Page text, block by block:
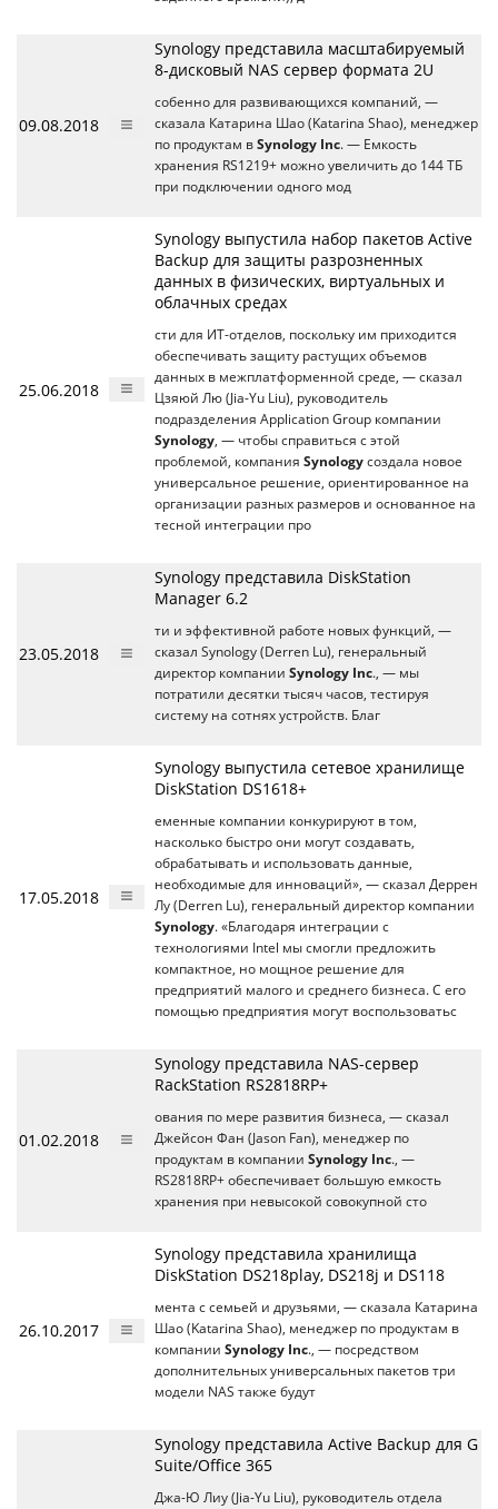
09.08.2018
Synology представила масштабируемый
8-дисковый NAS сервер формата 2U
собенно для развивающихся компаний, —
сказала Катарина Шао (Katarina Shao), менеджер
по продуктам в Synology Inc. — Емкость
хранения RS1219+ можно увеличить до 144 ТБ
при подключении одного мод
25.06.2018
Synology выпустила набор пакетов Active
Backup для защиты разрозненных
данных в физических, виртуальных и
облачных средах
сти для ИТ-отделов, поскольку им приходится
обеспечивать защиту растущих объемов
данных в межплатформенной среде, — сказал
Цзяюй Лю (Jia-Yu Liu), руководитель
подразделения Application Group компании
Synology, — чтобы справиться с этой
проблемой, компания Synology создала новое
универсальное решение, ориентированное на
организации разных размеров и основанное на
тесной интеграции про
23.05.2018
Synology представила DiskStation
Manager 6.2
ти и эффективной работе новых функций, —
сказал Synology (Derren Lu), генеральный
директор компании Synology Inc., — мы
потратили десятки тысяч часов, тестируя
систему на сотнях устройств. Благ
17.05.2018
Synology выпустила сетевое хранилище
DiskStation DS1618+
еменные компании конкурируют в том,
насколько быстро они могут создавать,
обрабатывать и использовать данные,
необходимые для инноваций», — сказал Деррен
Лу (Derren Lu), генеральный директор компании
Synology. «Благодаря интеграции с
технологиями Intel мы смогли предложить
компактное, но мощное решение для
предприятий малого и среднего бизнеса. С его
помощью предприятия могут воспользоватьс
01.02.2018
Synology представила NAS-сервер
RackStation RS2818RP+
ования по мере развития бизнеса, — сказал
Джейсон Фан (Jason Fan), менеджер по
продуктам в компании Synology Inc., —
RS2818RP+ обеспечивает большую емкость
хранения при невысокой совокупной сто
26.10.2017
Synology представила хранилища
DiskStation DS218play, DS218j и DS118
мента с семьей и друзьями, — сказала Катарина
Шао (Katarina Shao), менеджер по продуктам в
компании Synology Inc., — посредством
дополнительных универсальных пакетов три
модели NAS также будут
Synology представила Active Backup для G
Suite/Office 365
Джа-Ю Лиу (Jia-Yu Liu), руководитель отдела